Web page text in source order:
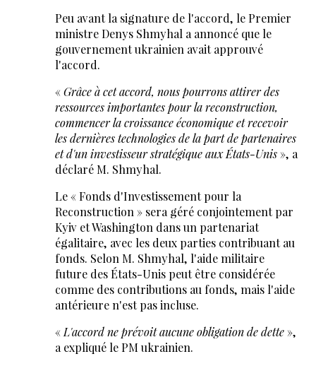
Peu avant la signature de l'accord, le Premier
ministre Denys Shmyhal a annoncé que le
gouvernement ukrainien avait approuvé
l'accord.
«Grâce à cet accord, nous pourrons attirer des
ressources importantes pour la reconstruction,
commencer la croissance économique et recevoir
les dernières technologies de la part de partenaires
et d'un investisseur stratégique aux États-Unis», a
déclaré M. Shmyhal.
Le « Fonds d'Investissement pour la
Reconstruction » sera géré conjointement par
Kyiv et Washington dans un partenariat
égalitaire, avec les deux parties contribuant au
fonds. Selon M. Shmyhal, l'aide militaire
future des États-Unis peut être considérée
comme des contributions au fonds, mais l'aide
antérieure n'est pas incluse.
« L'accord ne prévoit aucune obligation de dette»,
a expliqué le PM ukrainien.